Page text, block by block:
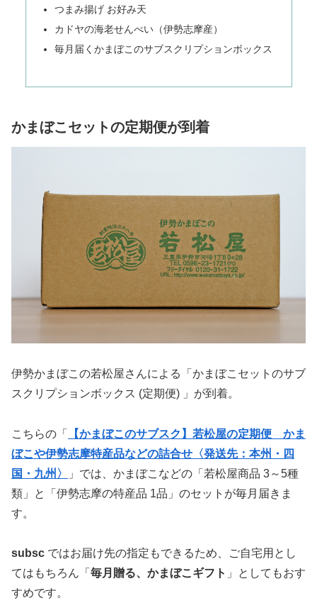
つまみ揚げ お好み天
カドヤの海老せんべい（伊勢志摩産）
毎月届くかまぼこのサブスクリプションボックス
かまぼこセットの定期便が到着
伊勢かまぼこの若松屋さんによる「かまぼこセットのサブ
スクリプションボックス (定期便) 」が到着。
こちらの「
【かまぼこのサブスク】若松屋の定期便 かま
ぼこや伊勢志摩特産品などの詰合せ〈発送先：本州・四
国・九州〉
」では、かまぼこなどの「若松屋商品 3～5種
類」と「伊勢志摩の特産品 1品」のセットが毎月届きま
す。
subsc ではお届け先の指定もできるため、ご自宅用とし
てはもちろん「 毎月贈る、かまぼこギフト 」としてもおす
すめです。